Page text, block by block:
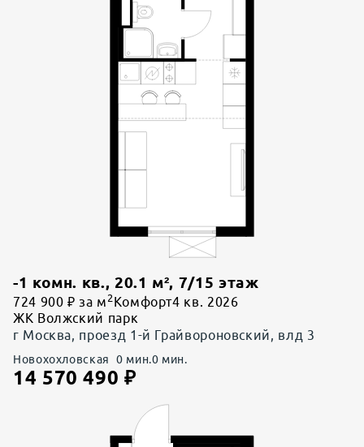
-1 комн. кв., 20.1 м², 7/15 этаж
724 900 ₽ за м 2 Комфорт4 кв. 2026
ЖК Волжский парк
г Москва, проезд 1-й Грайвороновский, влд 3
Новохохловская 0 мин.0 мин.
14 570 490 ₽